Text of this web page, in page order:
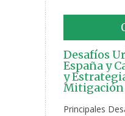
Desafíos
España y
y
Mitigación
Principales